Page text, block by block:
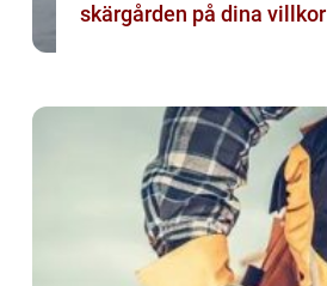
skärgården på dina villkor